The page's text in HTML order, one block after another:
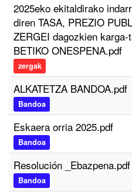
2025eko ekitaldirako
diren TASA, PREZIO
ZERGEI dagozkien
BETIKO ONESPENA.pdf
zergak
ALKATETZA BANDOA.pdf
Bandoa
Eskaera orria 2025.pdf
Bandoa
Resolución _Ebazpena.pdf
Bandoa